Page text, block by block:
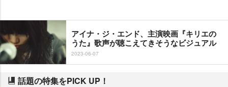
アイナ・ジ・エンド、主演映画『キリエの
うた』歌声が聴こえてきそうなビジュアル
2023-06-07
話題の特集をPICK UP！